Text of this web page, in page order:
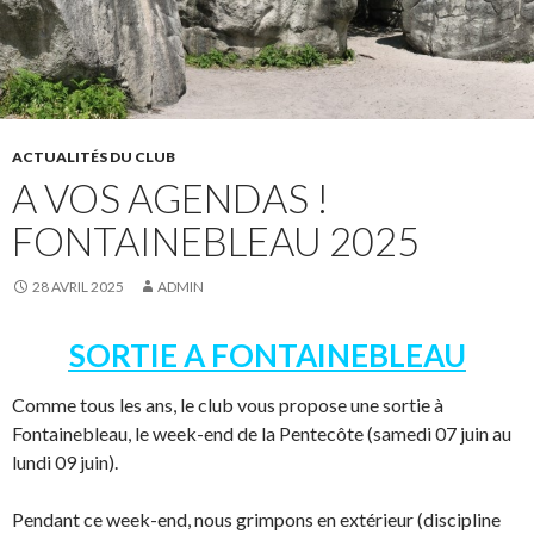
ACTUALITÉS DU CLUB
A VOS AGENDAS !
FONTAINEBLEAU 2025
28 AVRIL 2025 ADMIN
SORTIE A FONTAINEBLEAU
Comme tous les ans, le club vous propose une sortie à
Fontainebleau, le week-end de la Pentecôte (samedi 07 juin au
lundi 09 juin).
Pendant ce week-end, nous grimpons en extérieur (discipline